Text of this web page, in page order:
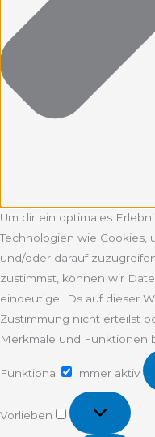
Um dir ein optimales
Technologien wie Cookies,
und/oder darauf
zustimmst, können wir
eindeutige IDs auf dieser
Zustimmung nicht erteilst
Merkmale und Funktionen
Funktional
Immer aktiv
Vorlieben
Vorlieben